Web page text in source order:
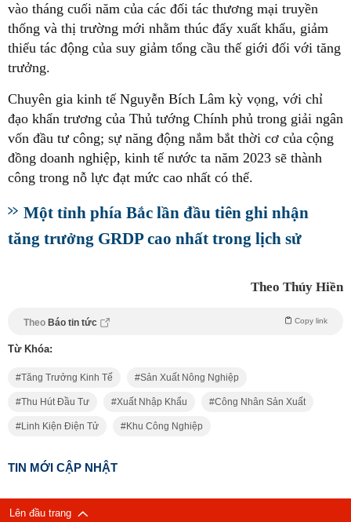
vào tháng cuối năm của các đối tác thương mại truyền
thống và thị trường mới nhằm thúc đẩy xuất khẩu, giảm
thiểu tác động của suy giảm tổng cầu thế giới đối với tăng
trưởng.
Chuyên gia kinh tế Nguyễn Bích Lâm kỳ vọng, với chỉ
đạo khẩn trương của Thủ tướng Chính phủ trong giải ngân
vốn đầu tư công; sự năng động nắm bắt thời cơ của cộng
đồng doanh nghiệp, kinh tế nước ta năm 2023 sẽ thành
công trong nỗ lực đạt mức cao nhất có thể.
Một tỉnh phía Bắc lần đầu tiên ghi nhận
tăng trưởng GRDP cao nhất trong lịch sử
Theo Thúy Hiền
Theo Báo tin tức Copy link
Từ Khóa:
Tăng Trưởng Kinh Tế Sản Xuất Nông Nghiệp
Thu Hút Đầu Tư Xuất Nhập Khẩu Công Nhân Sản Xuất
Linh Kiện Điện Tử Khu Công Nghiệp
TIN MỚI CẬP NHẬT
Lên đầu trang